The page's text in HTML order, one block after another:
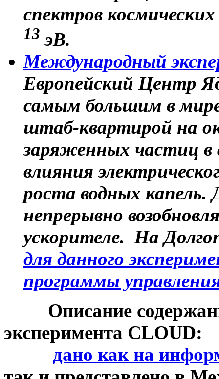
спектров
13 эВ.
Международный
Европейский Центр
самым большим в
штаб-квартирой на
заряженных частиц в
влияния
роста водных
непрерывно
ускорителе. На
для данного
программы
Описание
эксперимента CLOUD:
дано как на